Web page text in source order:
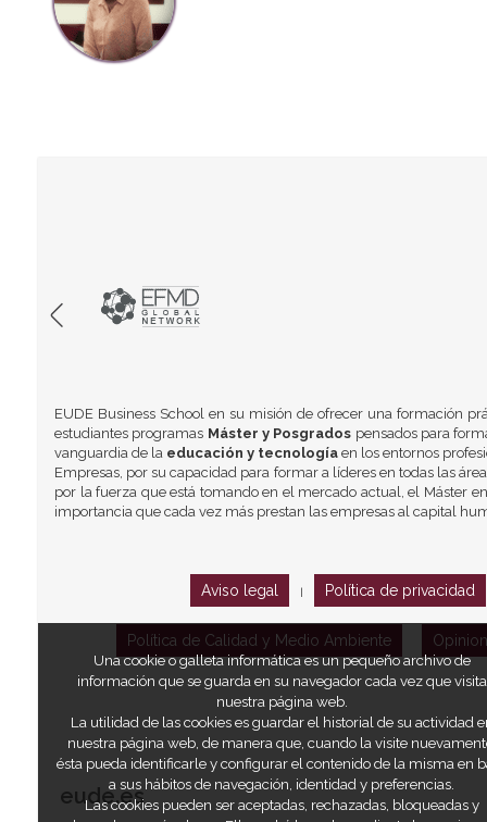
EUDE Business School en su misión de ofrecer una formación
estudiantes programas Máster y Posgrados pensados para
vanguardia de la educación y tecnología en los entornos
Empresas, por su capacidad para formar a líderes en todas las
por la fuerza que está tomando en el mercado actual, el Máster
importancia que cada vez más prestan las empresas al capital
Aviso legal Política de privacidad
Política de Calidad y Medio Ambiente
eude.es
Una cookie o galleta informática es un pequeño archivo de
información que se guarda en su navegador cada vez que visita
nuestra página web.
La utilidad de las cookies es guardar el historial de su actividad
nuestra página web, de manera que, cuando la visite
ésta pueda identificarle y configurar el contenido de la misma en
a sus hábitos de navegación, identidad y preferencias.
Las cookies pueden ser aceptadas, rechazadas, bloqueadas y